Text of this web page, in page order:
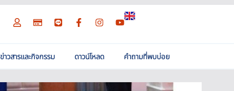
ข่าวสารและกิจกรรม ดาวน์โหลด คำถามที่พบบ่อย